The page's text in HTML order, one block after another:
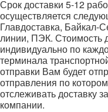
Срок доставки 5-12
осуществляется
Главдоставка, Байкал-
линии, ПЭК. Стоимость
индивидуально по
терминала
отправки Вам будет
отправления по
отслеживать доставку
компании.